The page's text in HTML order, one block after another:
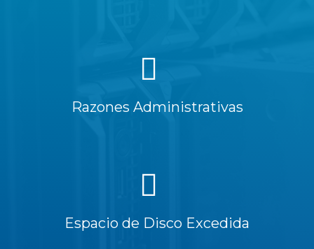
Razones Administrativas
Espacio de Disco Excedida